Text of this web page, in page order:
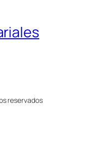
reservados